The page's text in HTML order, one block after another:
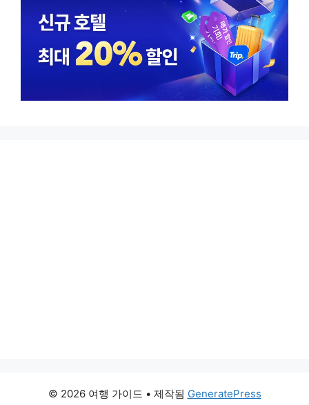
© 2026 여행 가이드 • 제작됨 GeneratePress